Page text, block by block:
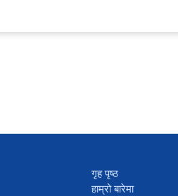
गृह पृष्ठ
हाम्रो बारेमा